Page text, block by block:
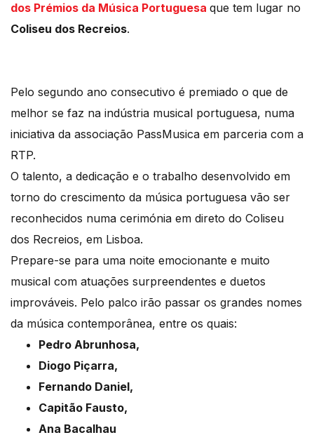
dos Prémios da Música Portuguesa que tem lugar no
Coliseu dos Recreios.
Pelo segundo ano consecutivo é premiado o que de
melhor se faz na indústria musical portuguesa, numa
iniciativa da associação PassMusica em parceria com a
RTP.
O talento, a dedicação e o trabalho desenvolvido em
torno do crescimento da música portuguesa vão ser
reconhecidos numa cerimónia em direto do Coliseu
dos Recreios, em Lisboa.
Prepare-se para uma noite emocionante e muito
musical com atuações surpreendentes e duetos
improváveis. Pelo palco irão passar os grandes nomes
da música contemporânea, entre os quais:
Pedro Abrunhosa,
Diogo Piçarra,
Fernando Daniel,
Capitão Fausto,
Ana Bacalhau